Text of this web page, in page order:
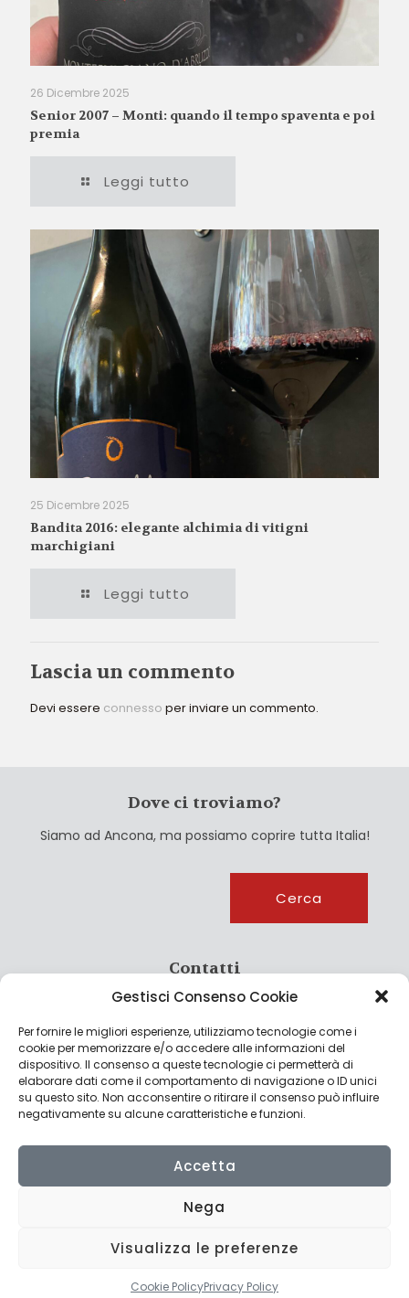
Gestisci Consenso Cookie
Per fornire le migliori esperienze, utilizziamo tecnologie come i
cookie per memorizzare e/o accedere alle informazioni del
dispositivo. Il consenso a queste tecnologie ci permetterà di
elaborare dati come il comportamento di navigazione o ID unici
su questo sito. Non acconsentire o ritirare il consenso può influire
negativamente su alcune caratteristiche e funzioni.
Accetta
Nega
Visualizza le preferenze
Cookie PolicyPrivacy Policy
26 Dicembre 2025
Senior 2007 – Monti: quando il tempo spaventa e poi
premia
Leggi tutto
25 Dicembre 2025
Bandita 2016: elegante alchimia di vitigni
marchigiani
Leggi tutto
Lascia un commento
Devi essere connesso per inviare un commento.
Dove ci troviamo?
Siamo ad Ancona, ma possiamo coprire tutta Italia!
Cerca
Contatti
info@culturagroalimentare.com
Note legali
Privacy Policy
© 2022 CulturAgroalimentare di Raffaello De Crescenzo - P.IVA